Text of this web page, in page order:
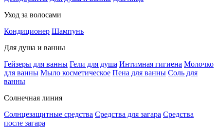
Уход за волосами
Кондиционер Шампунь
Для душа и ванны
Гейзеры для ванны Гели для душа Интимная гигиена Молочко
для ванны Мыло косметическое Пена для ванны Соль для
ванны
Солнечная линия
Солнцезащитные средства Средства для загара Средства
после загара